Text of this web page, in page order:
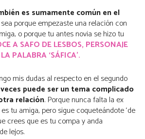
es sumamente común en el
porque empezaste una relación con
o porque tu antes novia se hizo tu
A SAFO DE LESBOS, PERSONAJE
PALABRA ‘SÁFICA’.
mis dudas al respecto en el segundo
puede ser un tema complicado
relación. Porque nunca falta la ex
tu amiga, pero sigue coqueteándote ‘de
crees que es tu compa y anda
lejos.